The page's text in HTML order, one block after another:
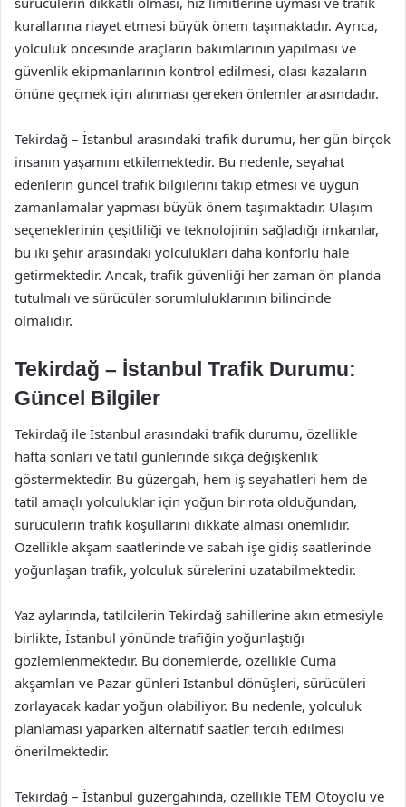
kurallarına riayet etmesi büyük önem taşımaktadır. Ayrıca,
yolculuk öncesinde araçların bakımlarının yapılması ve
güvenlik ekipmanlarının kontrol edilmesi, olası kazaların
önüne geçmek için alınması gereken önlemler arasındadır.
Tekirdağ – İstanbul arasındaki trafik durumu, her gün birçok
insanın yaşamını etkilemektedir. Bu nedenle, seyahat
edenlerin güncel trafik bilgilerini takip etmesi ve uygun
zamanlamalar yapması büyük önem taşımaktadır. Ulaşım
seçeneklerinin çeşitliliği ve teknolojinin sağladığı imkanlar,
bu iki şehir arasındaki yolculukları daha konforlu hale
getirmektedir. Ancak, trafik güvenliği her zaman ön planda
tutulmalı ve sürücüler sorumluluklarının bilincinde
olmalıdır.
Tekirdağ – İstanbul Trafik Durumu:
Güncel Bilgiler
Tekirdağ ile İstanbul arasındaki trafik durumu, özellikle
hafta sonları ve tatil günlerinde sıkça değişkenlik
göstermektedir. Bu güzergah, hem iş seyahatleri hem de
tatil amaçlı yolculuklar için yoğun bir rota olduğundan,
sürücülerin trafik koşullarını dikkate alması önemlidir.
Özellikle akşam saatlerinde ve sabah işe gidiş saatlerinde
yoğunlaşan trafik, yolculuk sürelerini uzatabilmektedir.
Yaz aylarında, tatilcilerin Tekirdağ sahillerine akın etmesiyle
birlikte, İstanbul yönünde trafiğin yoğunlaştığı
gözlemlenmektedir. Bu dönemlerde, özellikle Cuma
akşamları ve Pazar günleri İstanbul dönüşleri, sürücüleri
zorlayacak kadar yoğun olabiliyor. Bu nedenle, yolculuk
planlaması yaparken alternatif saatler tercih edilmesi
önerilmektedir.
Tekirdağ – İstanbul güzergahında, özellikle TEM Otoyolu ve